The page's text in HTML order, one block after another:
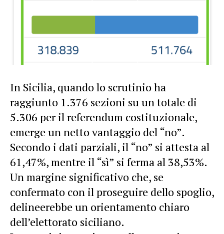
In Sicilia, quando lo scrutinio ha
raggiunto 1.376 sezioni su un totale di
5.306 per il referendum costituzionale,
emerge un netto vantaggio del “no”.
Secondo i dati parziali, il “no” si attesta al
61,47%, mentre il “sì” si ferma al 38,53%.
Un margine significativo che, se
confermato con il proseguire dello spoglio,
delineerebbe un orientamento chiaro
dell’elettorato siciliano.